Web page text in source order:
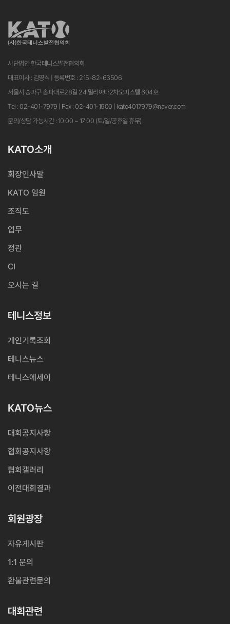
사단법인 한국테니스발전협의회
대표이사 : 김영식 | 등록번호 : 215-82-63506
서울시 송파구 송파대로28길 24 밀리아나2차오피스텔 604호
Tel : 02-401-7979 | Fax : 02-401-1900 | kato4017979@naver.com
문의/상담 가능시간 : 10:00 ~ 17:00 (토/일/공휴일 휴무)
KATO소개
회장인사말
KATO 임원
조직도
업무
정관
CI
오시는 길
테니스정보
개인기록조회
테니스뉴스
테니스에세이
KATO뉴스
대회공지사항
협회공지사항
협회갤러리
이전대회결과
회원광장
자유게시판
1:1 문의
환불관련문의
대회관련